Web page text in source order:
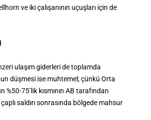
ve iki çalışanının uçuşları için de
ulaşım giderleri de toplamda
düşmesi ise muhtemel; çünkü Orta
75’lik kısmının AB tarafından
saldırı sonrasında bölgede mahsur